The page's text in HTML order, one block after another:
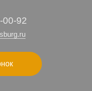
00-92